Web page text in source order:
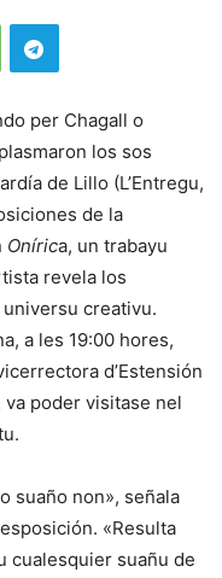
per Chagall o
los sos
de Lillo (L’Entregu,
de la
Onírica, un trabayu
revela los
creativu.
a les 19:00 hores,
d’Estensión
poder visitase nel
suaño non», señala
«Resulta
cualesquier suañu de